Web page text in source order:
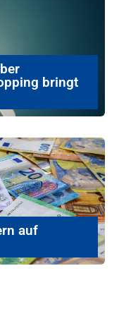
bringt
auf